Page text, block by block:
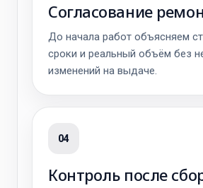
Согласование
До начала работ объясняем
сроки и реальный объём без
изменений на выдаче.
04
Контроль после